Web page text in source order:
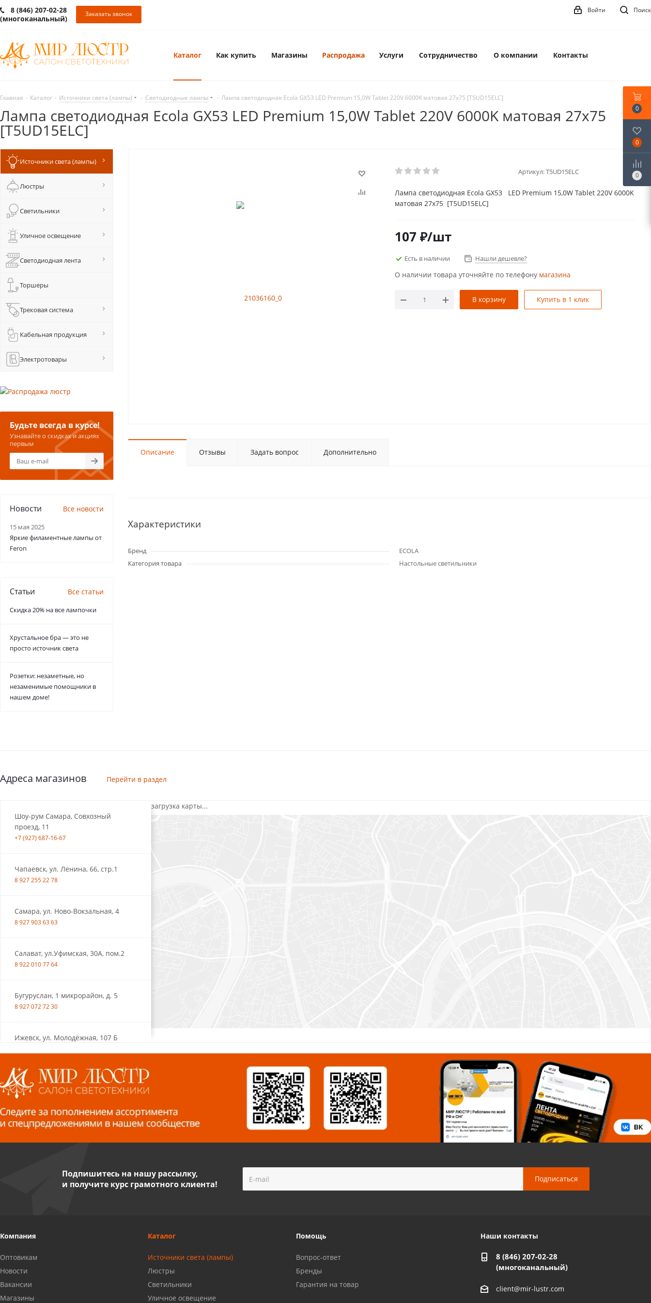
8 (846) 207-02-28
(многоканальный)
Заказать звонок Поиск
Войти
Каталог Как купить Магазины Распродажа Услуги Сотрудничество О компании Контакты
Главная - Каталог - Источники света (лампы) - Светодиодные лампы - Лампа светодиодная Ecola GX53 LED Premium 15,0W Tablet 220V 6000K матовая 27x75 [T5UD15ELC]
Лампа светодиодная Ecola GX53 LED Premium 15,0W Tablet 220V 6000K матовая 27x75
[T5UD15ELC]
Артикул:T5UD15ELC
Лампа светодиодная Ecola GX53 LED Premium 15,0W Tablet 220V 6000K
матовая 27x75 [T5UD15ELC]
107 ₽/шт
Есть в наличии Нашли дешевле?
О наличии товара уточняйте по телефону магазина
В корзину Купить в 1 клик
Описание Отзывы Задать вопрос Дополнительно
Характеристики
Бренд
ECOLA
Категория товара
Настольные светильники
Источники света (лампы)
Люстры
Светильники
Уличное освещение
Светодиодная лента
Торшеры
Трековая система
Кабельная продукция
Электротовары
Будьте всегда в курсе!
Узнавайте о скидках и акциях
первым
Новости Все новости
15 мая 2025
Яркие филаментные лампы от
Feron
Статьи Все статьи
Скидка 20% на все лампочки
Хрустальное бра — это не
просто источник света
Розетки: незаметные, но
незаменимые помощники в
нашем доме!
Адреса магазинов Перейти в раздел
Шоу-рум Самара, Совхозный
проезд, 11
+7 (927) 687-16-67
Чапаевск, ул. Ленина, 66, стр.1
8 927 255 22 78
Самара, ул. Ново-Вокзальная, 4
8 927 903 63 63
Салават, ул.Уфимская, 30А, пом.2
8 922 010 77 64
Бугуруслан, 1 микрорайон, д. 5
8 927 072 72 30
Ижевск, ул. Молодёжная, 107 Б
Волжский, ул. Мира 47 В
8 927 255 38 33
Пенза, ул. Пролетарская, 61 ТЦ
"Стройбери"
Миасс, ул. Романенко, 95
8 927 009 54 63
Саратов, ул. Танкистов, 37 (БЦ
загрузка карты...
Подпишитесь на нашу рассылку,
и получите курс грамотного клиента!
Компания
Оптовикам
Новости
Вакансии
Магазины
Каталог
Источники света (лампы)
Люстры
Светильники
Уличное освещение
Помощь
Вопрос-ответ
Бренды
Гарантия на товар
Наши контакты
8 (846) 207-02-28
(многоканальный)
client@mir-lustr.com
0
0
0